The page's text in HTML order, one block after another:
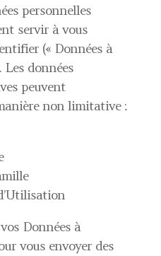
personnelles
servir à vous
(« Données à
Les données
peuvent
non limitative :
Données à
vous envoyer des